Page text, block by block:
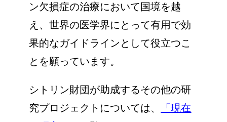
ン欠損症の治療において国境を越
え、世界の医学界にとって有用で効
果的なガイドラインとして役立つこ
とを願っています。
シトリン財団が助成するその他の研
究プロジェクトについては、
「現在